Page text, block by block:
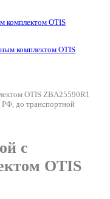
комплектом OTIS
OTIS ZBA25590R1
РФ, до транспортной
с
OTIS